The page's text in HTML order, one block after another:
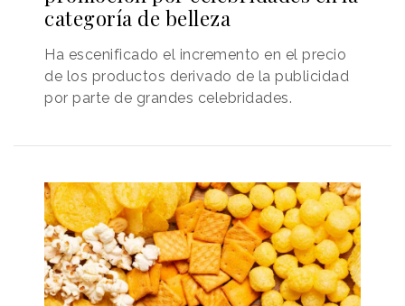
categoría de belleza
Ha escenificado el incremento en el precio
de los productos derivado de la publicidad
por parte de grandes celebridades.